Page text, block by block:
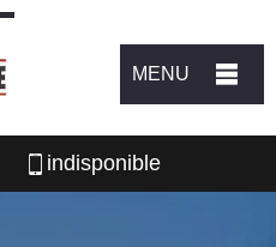
MENU
indisponible